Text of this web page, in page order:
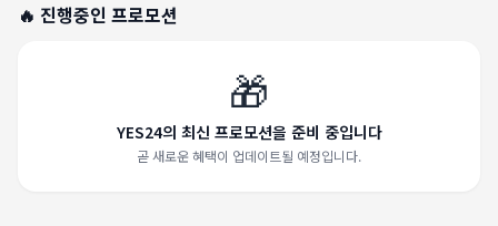
🔥 진행중인 프로모션
🎁
YES24의 최신 프로모션을 준비 중입니다
곧 새로운 혜택이 업데이트될 예정입니다.